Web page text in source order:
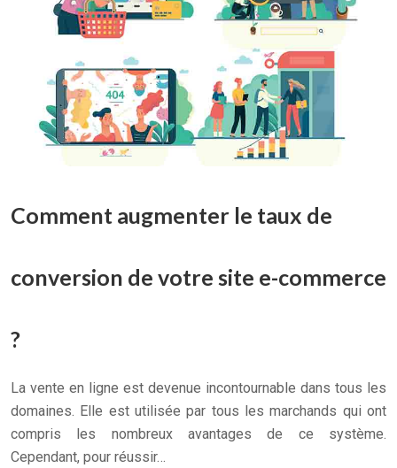
Comment augmenter le taux de
conversion de votre site e-commerce
?
La vente en ligne est devenue incontournable dans tous les
domaines. Elle est utilisée par tous les marchands qui ont
compris les nombreux avantages de ce système.
Cependant, pour réussir…